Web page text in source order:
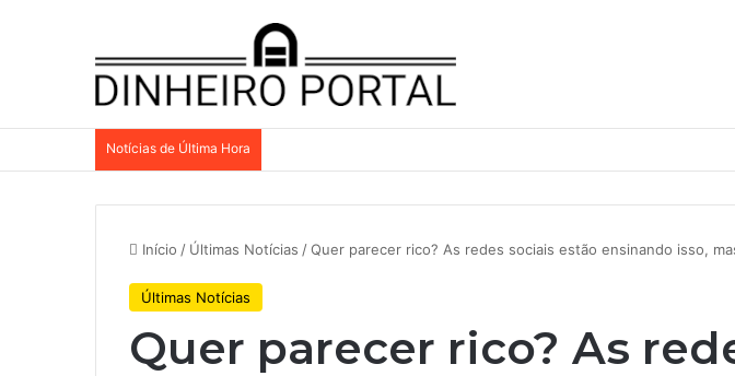
Notícias de Última Hora
Início / Últimas Notícias /Quer parecer rico? As redes sociais estão ensinando isso,
Últimas Notícias
Quer parecer rico? As